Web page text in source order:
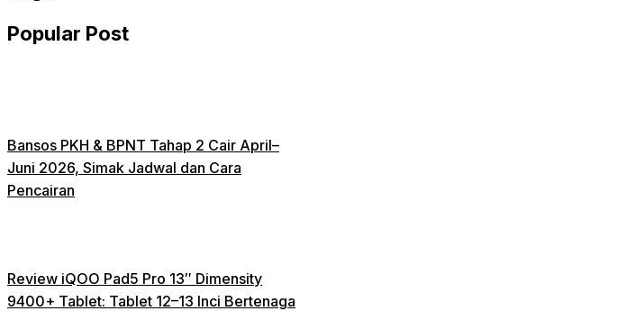
Popular Post
Bansos PKH & BPNT Tahap 2 Cair April–
Juni 2026, Simak Jadwal dan Cara
Pencairan
Review iQOO Pad5 Pro 13″ Dimensity
9400+ Tablet: Tablet 12–13 Inci Bertenaga